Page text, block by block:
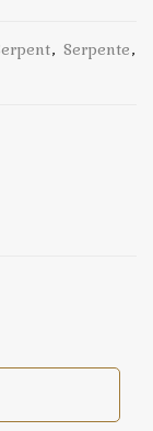
, Serpente,